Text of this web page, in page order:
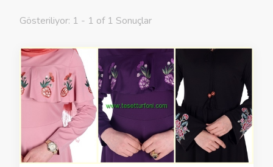
Gösteriliyor: 1 - 1 of 1 Sonuçlar